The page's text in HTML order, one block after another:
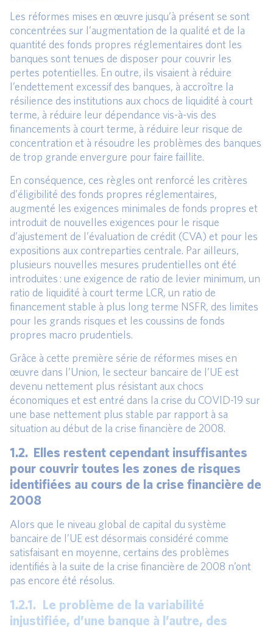
Les réformes mises en œuvre jusqu’à présent se sont
concentrées sur l’augmentation de la qualité et de la
quantité des fonds propres réglementaires dont les
banques sont tenues de disposer pour couvrir les
pertes potentielles. En outre, ils visaient à réduire
l’endettement excessif des banques, à accroître la
résilience des institutions aux chocs de liquidité à court
terme, à réduire leur dépendance vis-à-vis des
financements à court terme, à réduire leur risque de
concentration et à résoudre les problèmes des banques
de trop grande envergure pour faire faillite.
En conséquence, ces règles ont renforcé les critères
d’éligibilité des fonds propres réglementaires,
augmenté les exigences minimales de fonds propres et
introduit de nouvelles exigences pour le risque
d’ajustement de l’évaluation de crédit (CVA) et pour les
expositions aux contreparties centrale. Par ailleurs,
plusieurs nouvelles mesures prudentielles ont été
introduites : une exigence de ratio de levier minimum, un
ratio de liquidité à court terme LCR, un ratio de
financement stable à plus long terme NSFR, des limites
pour les grands risques et les coussins de fonds
propres macro prudentiels.
Grâce à cette première série de réformes mises en
œuvre dans l’Union, le secteur bancaire de l’UE est
devenu nettement plus résistant aux chocs
économiques et est entré dans la crise du COVID-19 sur
une base nettement plus stable par rapport à sa
situation au début de la crise financière de 2008.
1.2. Elles restent cependant insuffisantes
pour couvrir toutes les zones de risques
identifiées au cours de la crise financière de
2008
Alors que le niveau global de capital du système
bancaire de l’UE est désormais considéré comme
satisfaisant en moyenne, certains des problèmes
identifiés à la suite de la crise financière de 2008 n’ont
pas encore été résolus.
1.2.1. Le problème de la variabilité
injustifiée, d’une banque à l’autre, des